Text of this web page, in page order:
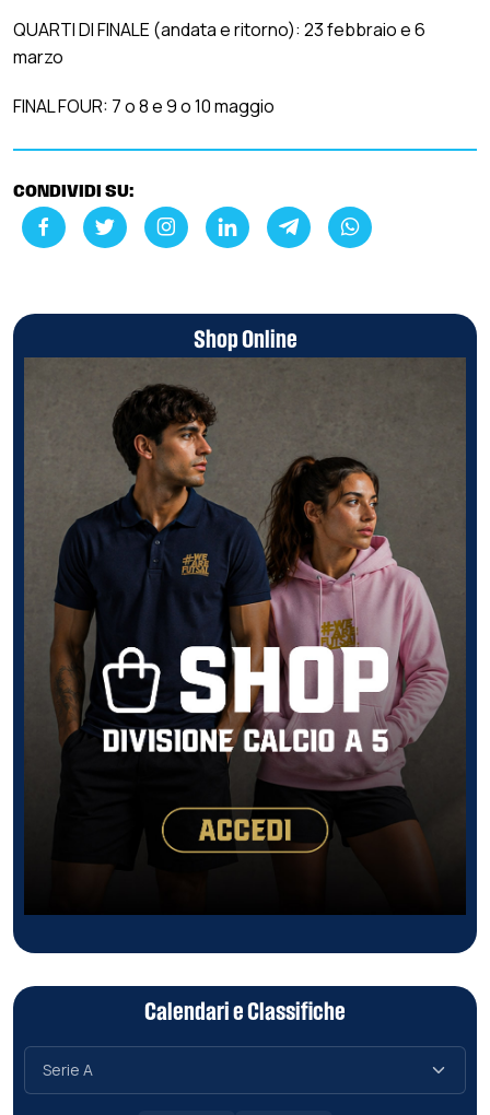
QUARTI DI FINALE (andata e ritorno): 23 febbraio e 6
marzo
FINAL FOUR: 7 o 8 e 9 o 10 maggio
CONDIVIDI SU:
Shop Online
Calendari e Classifiche